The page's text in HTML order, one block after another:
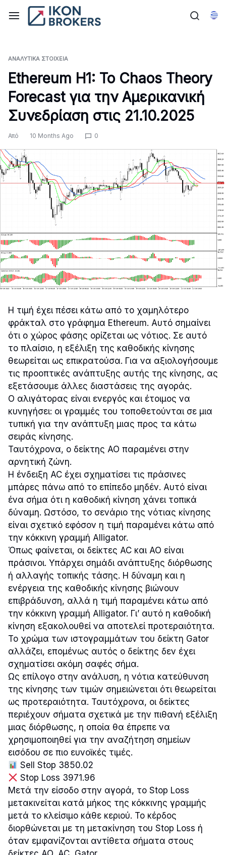
Μετάβαση
στο
ΑΝΑΛΥΤΙΚΆ ΣΤΟΙΧΕΊΑ
Ethereum H1: Το Chaos Theory
Forecast για την Αμερικανική
Συνεδρίαση στις 21.10.2025
Από 10 Months Ago 0
Η τιμή έχει πέσει κάτω από το χαμηλότερο
φράκταλ στο γράφημα Ethereum. Αυτό σημαίνει
ότι ο χώρος φάσης ορίζεται ως νότιος. Σε αυτό
το πλαίσιο, η εξέλιξη της καθοδικής κίνησης
θεωρείται ως επικρατούσα. Για να αξιολογήσουμε
τις προοπτικές ανάπτυξης αυτής της κίνησης, ας
εξετάσουμε άλλες διαστάσεις της αγοράς.
Ο αλιγάτορας είναι ενεργός και έτοιμος να
κυνηγήσει: οι γραμμές του τοποθετούνται σε μια
τυπική για την ανάπτυξη μιας προς τα κάτω
σειράς κίνησης.
Ταυτόχρονα, ο δείκτης AO παραμένει στην
αρνητική ζώνη.
Η ένδειξη AC έχει σχηματίσει τις πράσινες
μπάρες πάνω από το επίπεδο μηδέν. Αυτό είναι
ένα σήμα ότι η καθοδική κίνηση χάνει τοπικά
δύναμη. Ωστόσο, το σενάριο της νότιας κίνησης
είναι σχετικό εφόσον η τιμή παραμένει κάτω από
την κόκκινη γραμμή Alligator.
Όπως φαίνεται, οι δείκτες AC και AO είναι
πράσινοι. Υπάρχει σημάδι ανάπτυξης διόρθωσης
ή αλλαγής τοπικής τάσης. Η δύναμη και η
ενέργεια της καθοδικής κίνησης βιώνουν
επιβράδυνση, αλλά η τιμή παραμένει κάτω από
την κόκκινη γραμμή Alligator. Γι’ αυτό η καθοδική
κίνηση εξακολουθεί να αποτελεί προτεραιότητα.
Το χρώμα των ιστογραμμάτων του δείκτη Gator
αλλάζει, επομένως αυτός ο δείκτης δεν έχει
σχηματίσει ακόμη σαφές σήμα.
Ως επίλογο στην ανάλυση, η νότια κατεύθυνση
της κίνησης των τιμών σημειώνεται ότι θεωρείται
ως προτεραιότητα. Ταυτόχρονα, οι δείκτες
περιέχουν σήματα σχετικά με την πιθανή εξέλιξη
μιας διόρθωσης, η οποία θα έπρεπε να
χρησιμοποιηθεί για την αναζήτηση σημείων
εισόδου σε πιο ευνοϊκές τιμές.
Sell Stop 3850.02
Stop Loss 3971.96
Μετά την είσοδο στην αγορά, το Stop Loss
μετακινείται κατά μήκος της κόκκινης γραμμής
μετά το κλείσιμο κάθε κεριού. Το κέρδος
διορθώνεται με τη μετακίνηση του Stop Loss ή
όταν εμφανίζονται αντίθετα σήματα στους